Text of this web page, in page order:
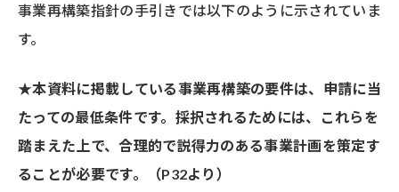
事業再構築指針の手引きでは以下のように示されていま
す。
★本資料に掲載している事業再構築の要件は、申請に当
たっての最低条件です。採択されるためには、これらを
踏まえた上で、合理的で説得力のある事業計画を策定す
ることが必要です。（P32より）